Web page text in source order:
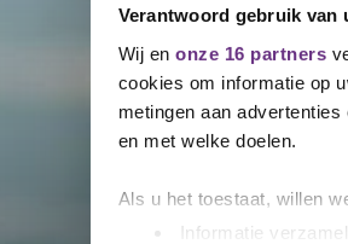
Verantwoord gebruik van
Wij en onze 16 partners
cookies om informatie op
metingen aan
en met welke doelen.
Als u het toestaat, willen
Informatie